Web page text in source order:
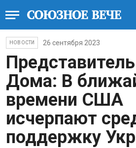
НОВОСТИ 26 сентября 2023
Дома: В
времени США
исчерпают
поддержку